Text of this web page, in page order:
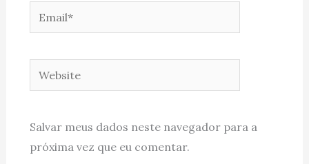
Email*
Website
Salvar meus dados neste navegador para a
próxima vez que eu comentar.